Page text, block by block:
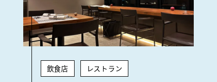
飲食店 レストラン